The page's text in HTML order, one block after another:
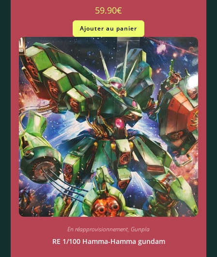
59.90€
Ajouter au panier
En réapprovisionnement, Gunpla
RE 1/100 Hamma-Hamma gundam